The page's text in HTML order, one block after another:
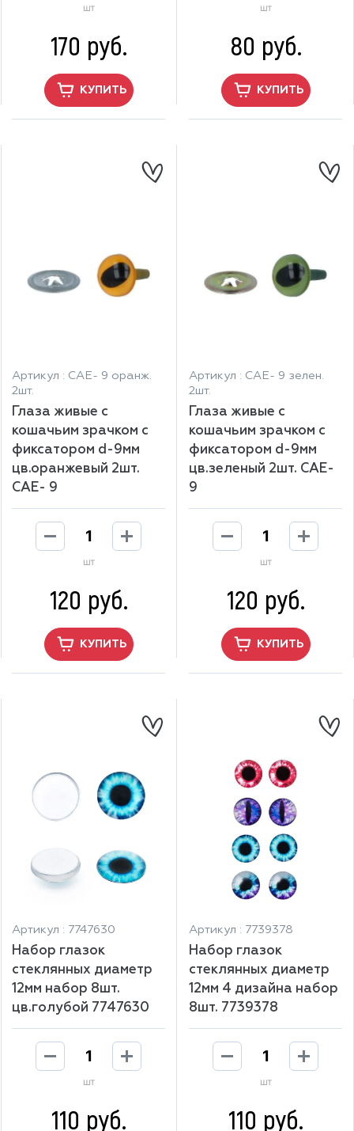
шт
170 руб.
КУПИТЬ
шт
80 руб.
КУПИТЬ
Артикул : CAE- 9 оранж.
2шт.
Глаза живые с
кошачьим зрачком с
фиксатором d-9мм
цв.оранжевый 2шт.
CAE- 9
шт
120 руб.
КУПИТЬ
Артикул : CAE- 9 зелен.
2шт.
Глаза живые с
кошачьим зрачком с
фиксатором d-9мм
цв.зеленый 2шт. CAE-
9
шт
120 руб.
КУПИТЬ
Артикул : 7747630
Набор глазок
стеклянных диаметр
12мм набор 8шт.
цв.голубой 7747630
шт
110 руб.
Артикул : 7739378
Набор глазок
стеклянных диаметр
12мм 4 дизайна набор
8шт. 7739378
шт
110 руб.